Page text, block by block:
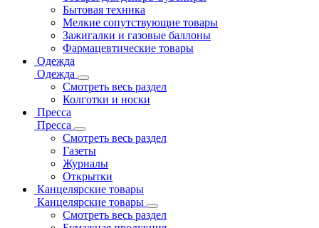
Бытовая техника
Мелкие сопутствующие товары
Зажигалки и газовые баллоны
Фармацевтические товары
Одежда
Одежда
Смотреть весь раздел
Колготки и носки
Пресса
Пресса
Смотреть весь раздел
Газеты
Журналы
Открытки
Канцелярские товары
Канцелярские товары
Смотреть весь раздел